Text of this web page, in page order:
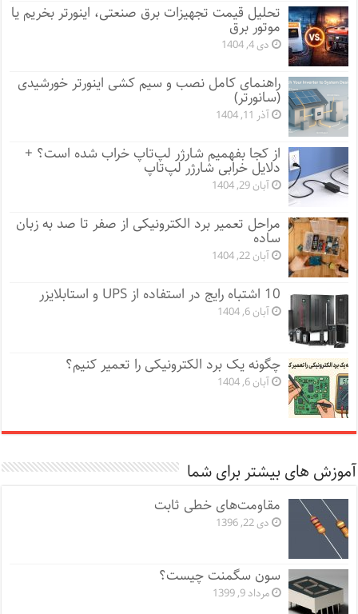
تحلیل قیمت تجهیزات برق صنعتی، اینورتر بخریم یا
موتور برق
دی 4, 1404
راهنمای کامل نصب و سیم کشی اینورتر خورشیدی
(سانورتر)
آذر 11, 1404
از کجا بفهمیم شارژر لپ‌تاپ خراب شده است؟ +
دلایل خرابی شارژر لپ‌تاپ
آبان 29, 1404
مراحل تعمیر برد الکترونیکی از صفر تا صد به زبان
ساده
آبان 22, 1404
10 اشتباه رایج در استفاده از UPS و استابلایزر
آبان 6, 1404
چگونه یک برد الکترونیکی را تعمیر کنیم؟
آبان 6, 1404
آموزش های بیشتر برای شما
مقاومت‌های خطی ثابت
دی 22, 1396
سون سگمنت چیست؟
مرداد 9, 1399